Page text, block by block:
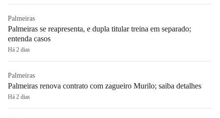
Palmeiras
Palmeiras se reapresenta, e dupla titular treina em separado;
entenda casos
Há 2 dias
Palmeiras
Palmeiras renova contrato com zagueiro Murilo; saiba detalhes
Há 2 dias